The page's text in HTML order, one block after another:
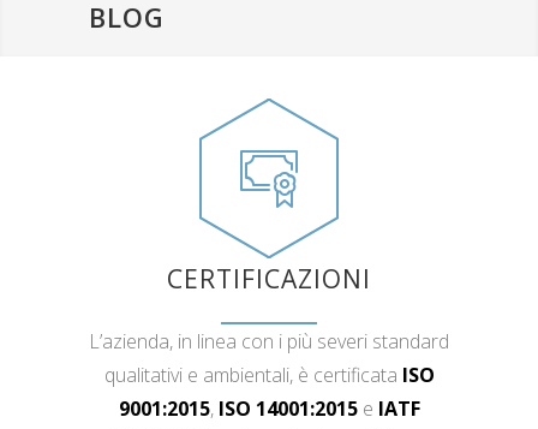
BLOG
CERTIFICAZIONI
L’azienda, in linea con i più severi standard
qualitativi e ambientali, è certificata ISO
9001:2015, ISO 14001:2015e IATF